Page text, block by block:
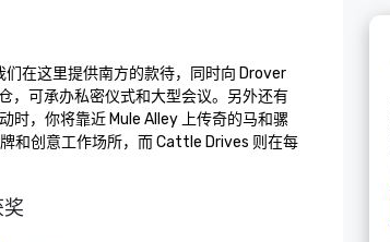
在这里提供南方的款待，同时向 Drover
，可承办私密仪式和大型会议。另外还有
，你将靠近 Mule Alley 上传奇的马和骡
和创意工作场所，而 Cattle Drives 则在每
奖